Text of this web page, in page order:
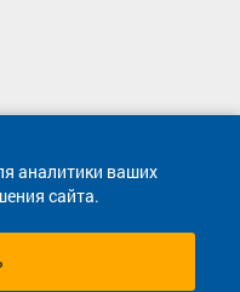
аналитики ваших
сайта.
сервис продажи